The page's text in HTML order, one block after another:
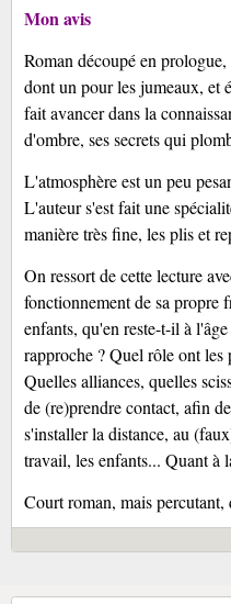
Mon avis
Roman découpé en
dont un pour les jumeaux, et
fait avancer dans la
d'ombre, ses secrets qui
L'atmosphère est un peu
L'auteur s'est fait une
manière très fine, les plis et
On ressort de cette lecture
fonctionnement de sa propre
enfants, qu'en reste-t-il à
rapproche ? Quel rôle ont les
Quelles alliances, quelles
de (re)prendre contact, afin
s'installer la distance, au
travail, les enfants... Quant à
Court roman, mais